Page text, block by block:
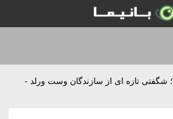
سریال The Peripheral؛ شگفتی تازه ای از سازندگان وست ورلد -